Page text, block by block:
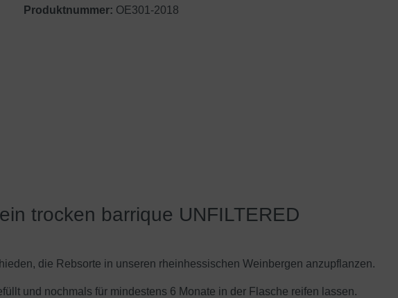
Produktnummer: OE301-2018
trocken barrique UNFILTERED
die Rebsorte in unseren rheinhessischen Weinbergen anzupflanzen.
und nochmals für mindestens 6 Monate in der Flasche reifen lassen.